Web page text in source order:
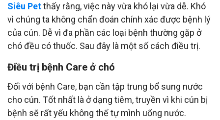
Siêu Petthấy rằng, việc này vừa khó lại vừa dễ. Khó
vì chúng ta không chẩn đoán chính xác được bệnh lý
của cún. Dễ vì đa phần các loại bệnh thường gặp ở
chó đều có thuốc. Sau đây là một số cách điều trị.
Điều trị bệnh Care ở chó
Đối với bệnh Care, bạn cần tập trung bổ sung nước
cho cún. Tốt nhất là ở dạng tiêm, truyền vì khi cún bị
bệnh sẽ rất yếu không thể tự mình uống nước.